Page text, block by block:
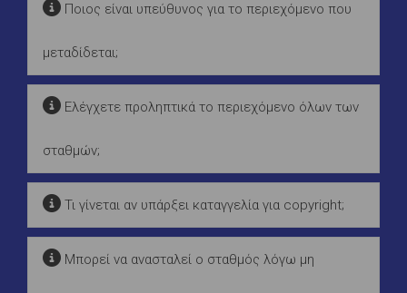
Ποιος είναι υπεύθυνος για το περιεχόμενο που
μεταδίδεται;
Ελέγχετε προληπτικά το περιεχόμενο όλων των
σταθμών;
Τι γίνεται αν υπάρξει καταγγελία για copyright;
Μπορεί να ανασταλεί ο σταθμός λόγω μη